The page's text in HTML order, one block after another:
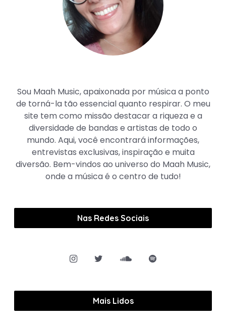
Sou Maah Music, apaixonada por música a ponto
de torná-la tão essencial quanto respirar. O meu
site tem como missão destacar a riqueza e a
diversidade de bandas e artistas de todo o
mundo. Aqui, você encontrará informações,
entrevistas exclusivas, inspiração e muita
diversão. Bem-vindos ao universo do Maah Music,
onde a música é o centro de tudo!
Nas Redes Sociais
Mais Lidos